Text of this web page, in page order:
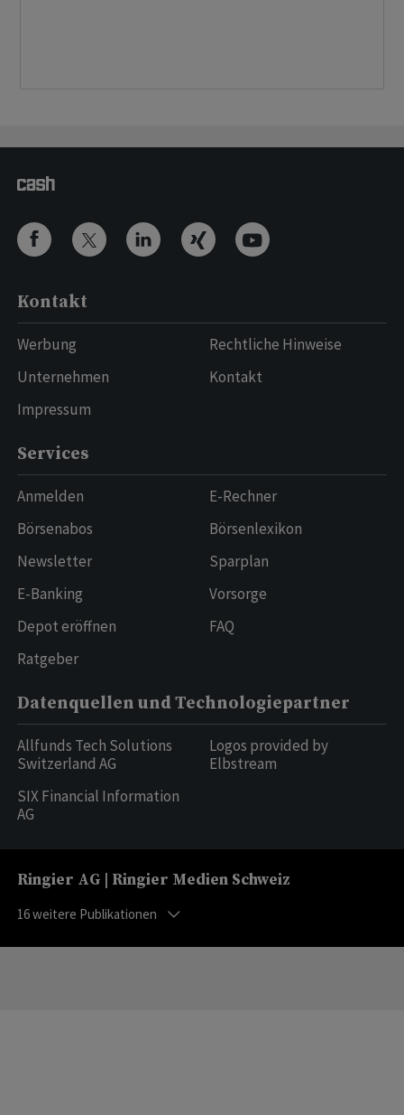
Kontakt
Werbung
Unternehmen
Impressum
Rechtliche Hinweise
Kontakt
Services
Anmelden
Börsenabos
Newsletter
E-Banking
Depot eröffnen
Ratgeber
E-Rechner
Börsenlexikon
Sparplan
Vorsorge
FAQ
Datenquellen und Technologiepartner
Allfunds Tech Solutions
Switzerland AG
SIX Financial Information
AG
Logos provided by
Elbstream
Ringier AG | Ringier Medien Schweiz
16weitere Publikationen